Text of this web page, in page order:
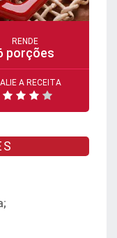
RENDE
porções
A RECEITA